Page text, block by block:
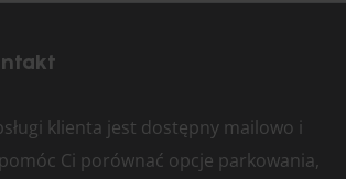
klienta jest dostępny mailowo i
Ci porównać opcje parkowania,